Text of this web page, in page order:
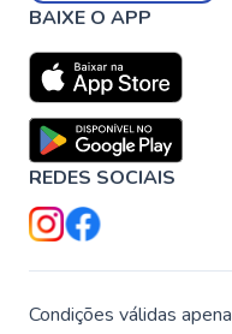
BAIXE O APP
REDES SOCIAIS
Condições válidas